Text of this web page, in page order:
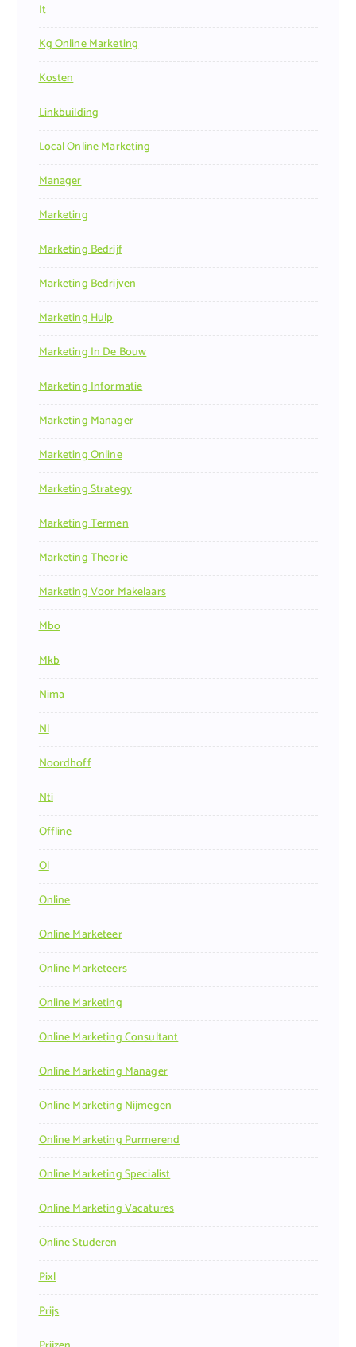
It
Kg Online Marketing
Kosten
Linkbuilding
Local Online Marketing
Manager
Marketing
Marketing Bedrijf
Marketing Bedrijven
Marketing Hulp
Marketing In De Bouw
Marketing Informatie
Marketing Manager
Marketing Online
Marketing Strategy
Marketing Termen
Marketing Theorie
Marketing Voor Makelaars
Mbo
Mkb
Nima
Nl
Noordhoff
Nti
Offline
Ol
Online
Online Marketeer
Online Marketeers
Online Marketing
Online Marketing Consultant
Online Marketing Manager
Online Marketing Nijmegen
Online Marketing Purmerend
Online Marketing Specialist
Online Marketing Vacatures
Online Studeren
Pixl
Prijs